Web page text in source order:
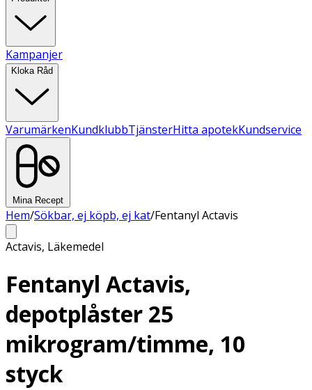
Kampanjer
Kloka Råd
VarumärkenKundklubbTjänsterHitta apotekKundservice
Mina Recept
Hem/Sökbar, ej köpb, ej kat/Fentanyl Actavis
Actavis, Läkemedel
Fentanyl Actavis,
depotplåster 25
mikrogram/timme, 10
styck